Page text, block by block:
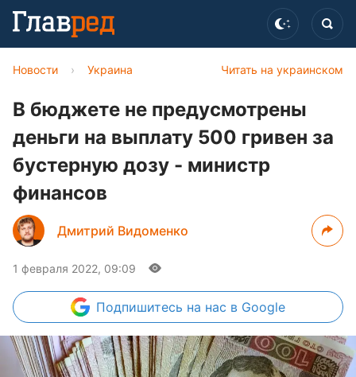
Читать на украинском
Новости › Украина
В бюджете не предусмотрены
деньги на выплату 500 гривен за
бустерную дозу - министр
финансов
Дмитрий Видоменко
1 февраля 2022, 09:09
Подпишитесь на нас в Google